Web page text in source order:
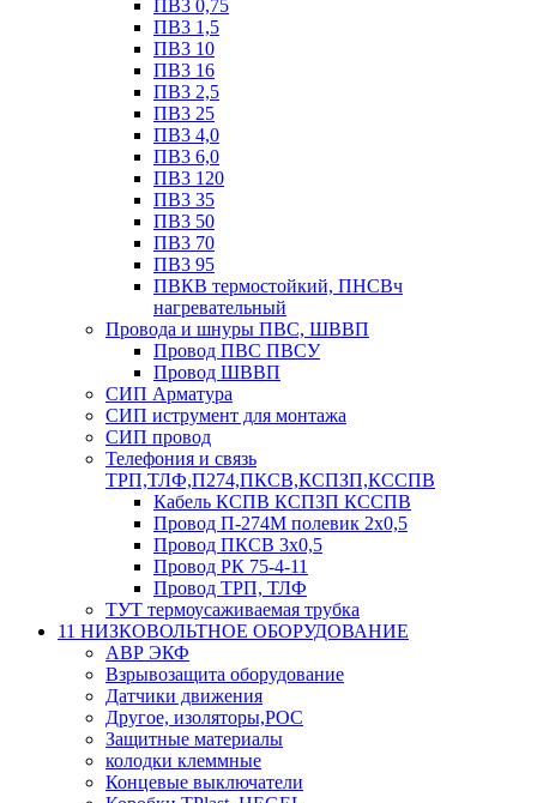
ПВ3 0,75
ПВ3 1,5
ПВ3 10
ПВ3 16
ПВ3 2,5
ПВ3 25
ПВ3 4,0
ПВ3 6,0
ПВ3 120
ПВ3 35
ПВ3 50
ПВ3 70
ПВ3 95
ПВКВ термостойкий, ПНСВч
нагревательный
Провода и шнуры ПВС, ШВВП
Провод ПВС ПВСУ
Провод ШВВП
СИП Арматура
СИП иструмент для монтажа
СИП провод
Телефония и связь
ТРП,ТЛФ,П274,ПКСВ,КСПЗП,КССПВ
Кабель КСПВ КСПЗП КССПВ
Провод П-274М полевик 2х0,5
Провод ПКСВ 3х0,5
Провод РК 75-4-11
Провод ТРП, ТЛФ
ТУТ термоусаживаемая трубка
11 НИЗКОВОЛЬТНОЕ ОБОРУДОВАНИЕ
АВР ЭКФ
Взрывозащита оборудование
Датчики движения
Другое, изоляторы,РОС
Защитные материалы
колодки клеммные
Концевые выключатели